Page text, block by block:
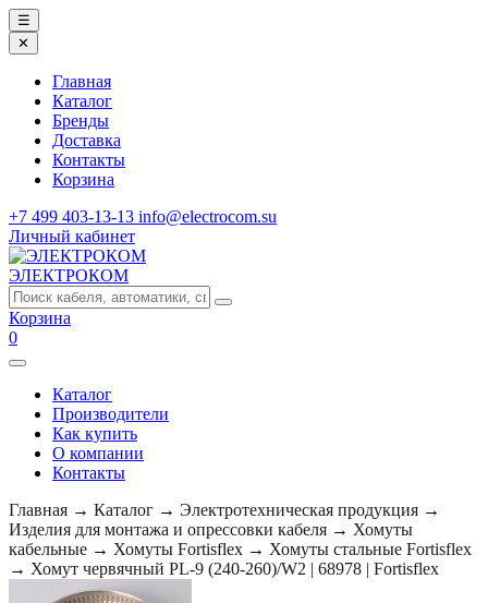
☰
✕
Главная
Каталог
Бренды
Доставка
Контакты
Корзина
+7 499 403-13-13 info@electrocom.su
Личный кабинет
ЭЛЕКТРОКОМ
Корзина
0
Каталог
Производители
Как купить
О компании
Контакты
Главная → Каталог → Электротехническая продукция →
Изделия для монтажа и опрессовки кабеля → Хомуты
кабельные → Хомуты Fortisflex → Хомуты стальные Fortisflex
→ Хомут червячный PL-9 (240-260)/W2 | 68978 | Fortisflex